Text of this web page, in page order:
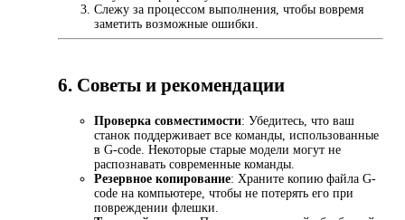
Слежу за процессом выполнения, чтобы вовремя
заметить возможные ошибки.
6. Советы и рекомендации
Проверка совместимости: Убедитесь, что ваш
станок поддерживает все команды, использованные
в G-code. Некоторые старые модели могут не
распознавать современные команды.
Резервное копирование: Храните копию файла G-
code на компьютере, чтобы не потерять его при
повреждении флешки.